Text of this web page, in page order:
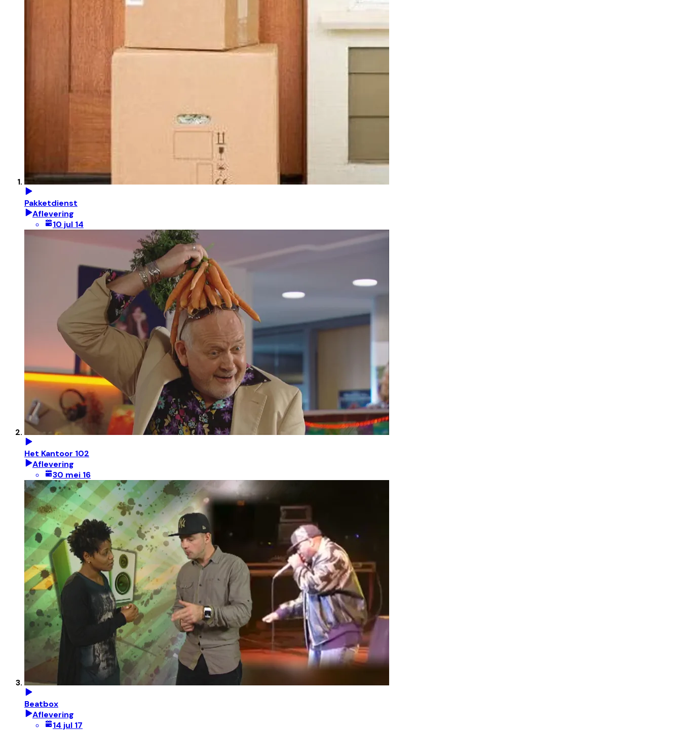
Pakketdienst
Aflevering
10 jul 14
Het Kantoor 102
Aflevering
30 mei 16
Beatbox
Aflevering
14 jul 17